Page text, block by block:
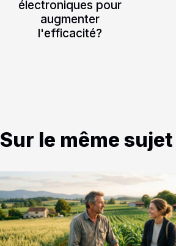
électroniques pour
augmenter
l'efficacité?
Sur le même sujet